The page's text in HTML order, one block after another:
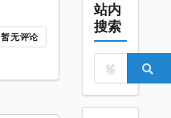
暂无评论
站内
搜索